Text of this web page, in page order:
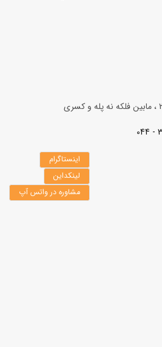
اینستاگرام
لینکداین
مشاوره در واتس آپ